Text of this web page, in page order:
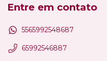
Entre em contato
5565992548687
65992546887